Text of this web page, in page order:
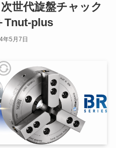
世代旋盤チャック
Tnut-plus
年5月7日